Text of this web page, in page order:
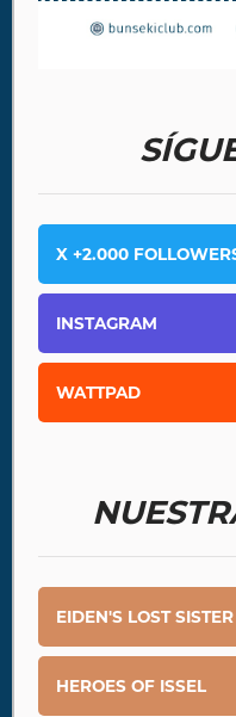
X +2.000
INSTAGRAM
WATTPAD
EIDEN'S LOST SISTER
HEROES OF ISSEL